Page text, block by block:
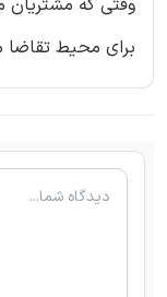
وقتی که مشتریان
برای محیط تقاضا